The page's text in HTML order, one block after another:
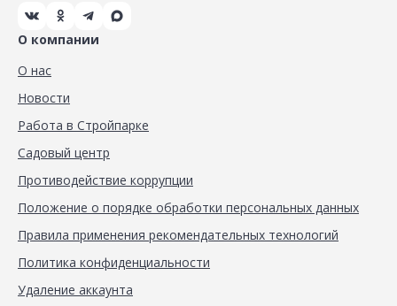
О компании
О нас
Новости
Работа в Стройпарке
Садовый центр
Противодействие коррупции
Положение о порядке обработки персональных данных
Правила применения рекомендательных технологий
Политика конфиденциальности
Удаление аккаунта